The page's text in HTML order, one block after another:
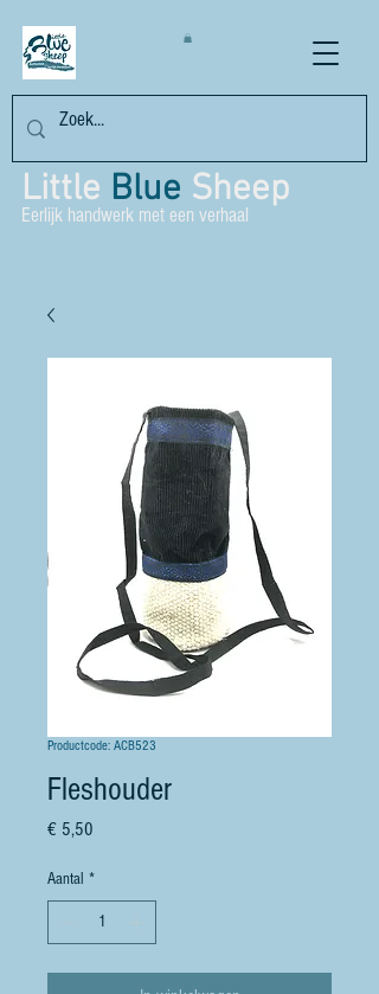
Little Blue Sheep
Eerlijk handwerk met een verhaal
Productcode: ACB523
Fleshouder
€ 5,50
Aantal *